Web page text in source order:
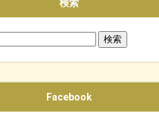
検索
Facebook